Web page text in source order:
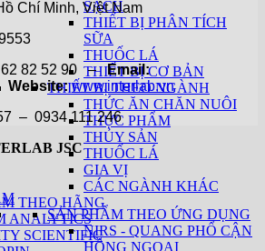
SẠCH
THIẾT BỊ PHÂN TÍCH
SỮA
THUỐC LÁ
THIẾT BỊ CƠ BẢN
THIẾT BỊ THEO NGÀNH
THỨC ĂN CHĂN NUÔI
THỰC PHẨM
THỦY SẢN
THUỐC LÁ
GIA VỊ
CÁC NGÀNH KHÁC
THEO HÃNG
ANALYTICS
SCIENTIFIC
Chí Minh, Việt Nam
62 82 52 90 –Email:
Website: www.interlab.vn
– 0934 111 246
JSC
SẢN PHẨM THEO ỨNG DỤNG
NIRS - QUANG PHỔ CẬN
HỒNG NGOẠI